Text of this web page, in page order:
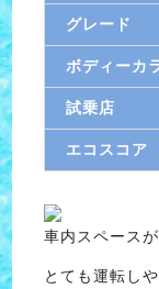
グレード
ボディーカ
試乗店
エコスコア
車内スペース
とても運転し